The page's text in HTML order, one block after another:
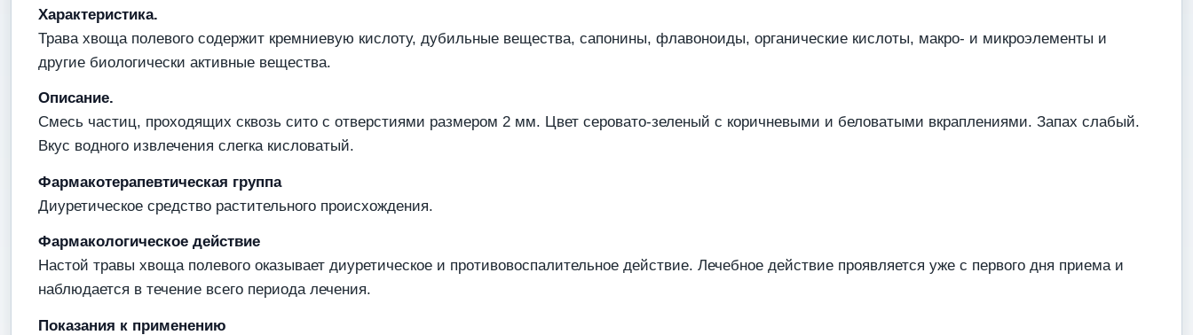
Характеристика.
Трава хвоща полевого содержит кремниевую кислоту, дубильные вещества, сапонины, флавоноиды, органические кислоты, макро- и микроэлементы и
другие биологически активные вещества.
Описание.
Смесь частиц, проходящих сквозь сито с отверстиями размером 2 мм. Цвет серовато-зеленый с коричневыми и беловатыми вкраплениями. Запах слабый.
Вкус водного извлечения слегка кисловатый.
Фармакотерапевтическая группа
Диуретическое средство растительного происхождения.
Фармакологическое действие
Настой травы хвоща полевого оказывает диуретическое и противовоспалительное действие. Лечебное действие проявляется уже с первого дня приема и
наблюдается в течение всего периода лечения.
Показания к применению